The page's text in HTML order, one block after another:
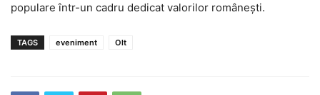
populare într-un cadru dedicat valorilor românești.
TAGS eveniment Olt